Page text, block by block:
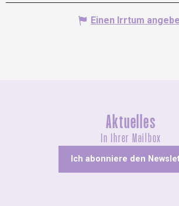
Einen Irrtum
Aktuelles
In Ihrer Mailbox
Ich abonniere den